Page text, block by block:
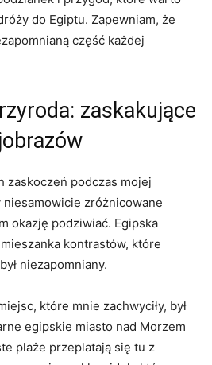
do Egiptu. Zapewniam, że
część każdej
zaskakujące
zaskoczeń podczas mojej
niesamowicie zróżnicowane
okazję podziwiać. Egipska‍
kontrastów, które
niezapomniany.
które mnie zachwyciły, był
egipskie miasto nad ⁢Morzem
plaże przeplatają się tu z